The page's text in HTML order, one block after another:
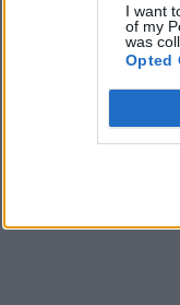
I want
of my
was
Opted